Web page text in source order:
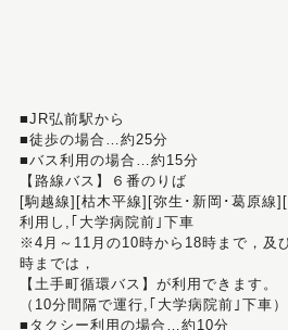
■JR弘前駅から
■徒歩の場合…約25分
■バス利用の場合…約15分
【路線バス】６番のりば
[駒越線][枯木平線][弥生･新岡･葛原線
利用し,｢大学病院前｣下車
※4月～11月の10時から18時まで，及
時までは，
【土手町循環バス】が利用できます。
（10分間隔で運行,｢大学病院前｣下車）
■タクシー利用の場合…約10分